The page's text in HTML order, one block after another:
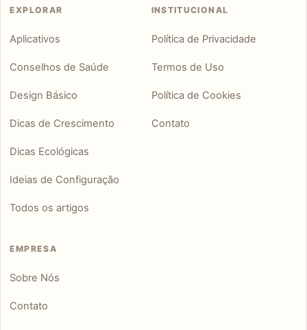
EXPLORAR
Aplicativos
Conselhos de Saúde
Design Básico
Dicas de Crescimento
Dicas Ecológicas
Ideias de Configuração
Todos os artigos
INSTITUCIONAL
Política de Privacidade
Termos de Uso
Política de Cookies
Contato
EMPRESA
Sobre Nós
Contato